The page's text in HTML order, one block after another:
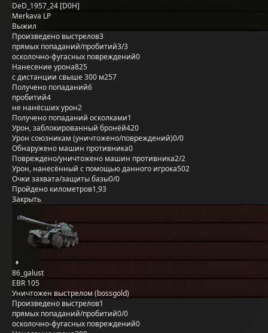
DeD_1957_24 [D0H]
Merkava LP
Выжил
Произведено выстрелов3
прямых попаданий/пробитий3/3
осколочно-фугасных повреждений0
Нанесение урона825
с дистанции свыше 300 м257
Получено попаданий6
пробитий4
не нанёсших урон2
Получено попаданий осколками1
Урон, заблокированный бронёй420
Урон союзникам (уничтожено/повреждений)0/0
Обнаружено машин противника0
Повреждено/уничтожено машин противника2/2
Урон, нанесённый с помощью данного игрока502
Очки захвата/защиты базы0/0
Пройдено километров1,93
Закрыть
86_galust
EBR 105
Уничтожен выстрелом (bossgold)
Произведено выстрелов1
прямых попаданий/пробитий0/0
осколочно-фугасных повреждений0